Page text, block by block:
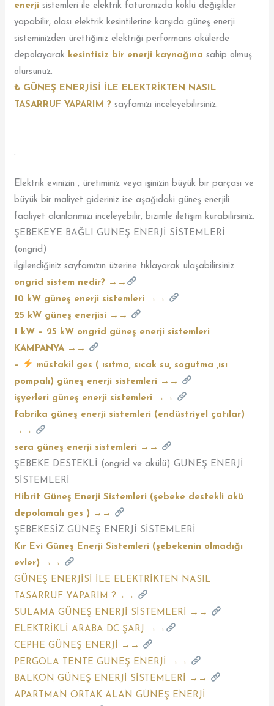
enerji sistemleri ile elektrik faturanızda köklü değişikler
yapabilir, olası elektrik kesintilerine karşıda güneş enerji
sisteminizden ürettiğiniz elektriği performans akülerde
depolayarak kesintisiz bir enerji kaynağına sahip olmuş
olursunuz.
₺ GÜNEŞ ENERJİSİ İLE ELEKTRİKTEN NASIL
TASARRUF YAPARIM ? sayfamızı inceleyebilirsiniz.
.
.
Elektrik evinizin , üretiminiz veya işinizin büyük bir parçası ve
büyük bir maliyet gideriniz ise aşağıdaki güneş enerjili
faaliyet alanlarımızı inceleyebilir, bizimle iletişim kurabilirsiniz.
ŞEBEKEYE BAĞLI GÜNEŞ ENERJİ SİSTEMLERİ
(ongrid)
ilgilendiğiniz sayfamızın üzerine tıklayarak ulaşabilirsiniz.
ongrid sistem nedir? →→
10 kW güneş enerji sistemleri →→
25 kW güneş enerjisi →→
1 kW – 25 kW ongrid güneş enerji sistemleri
KAMPANYA →→
–
müstakil ges ( ısıtma, sıcak su, sogutma ,ısı
pompalı) güneş enerji sistemleri →→
işyerleri güneş enerji sistemleri →→
fabrika güneş enerji sistemleri (endüstriyel çatılar)
→→
sera güneş enerji sistemleri →→
ŞEBEKE DESTEKLİ (ongrid ve akülü) GÜNEŞ ENERJİ
SİSTEMLERİ
Hibrit Güneş Enerji Sistemleri (şebeke destekli akü
depolamalı ges ) →→
ŞEBEKESİZ GÜNEŞ ENERJİ SİSTEMLERİ
Kır Evi Güneş Enerji Sistemleri (şebekenin olmadığı
evler) →→
GÜNEŞ ENERJİSİ İLE ELEKTRİKTEN NASIL
TASARRUF YAPARIM ?→→
SULAMA GÜNEŞ ENERJİ SİSTEMLERİ →→
ELEKTRİKLİ ARABA DC ŞARJ →→
CEPHE GÜNEŞ ENERJİ →→
PERGOLA TENTE GÜNEŞ ENERJİ →→
BALKON GÜNEŞ ENERJİ SİSTEMLERİ →→
APARTMAN ORTAK ALAN GÜNEŞ ENERJİ